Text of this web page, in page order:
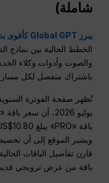
شاملة)
يبرز Global GPT كأقوى بديل لـ Gemini 3 Pro
الخطط الحالية بين نماذج
والصوت وأدوات وكلاء
باشتراك منفصل لكل
ويشير الموقع إلى أن
قارن تفاصيل الباقات
باقة من عرض ترويجي